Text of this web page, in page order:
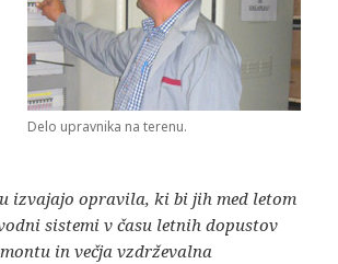
Delo upravnika na terenu.
izvajajo opravila, ki bi jih med letom
sistemi v času letnih dopustov
in večja vzdrževalna